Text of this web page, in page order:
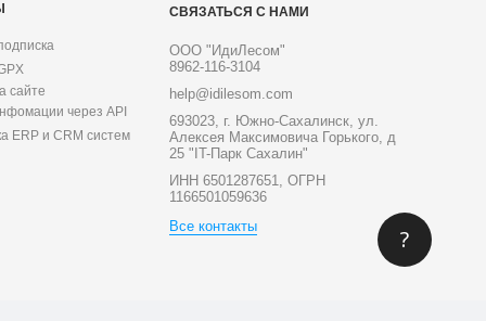
сайте
через API
ERP и CRM систем
СВЯЗАТЬСЯ С НАМИ
ООО "ИдиЛесом"
8962-116-3104
help@idilesom.com
693023, г. Южно-Сахалинск, ул.
Алексея Максимовича Горького, д
25 "IT-Парк Сахалин"
ИНН 6501287651, ОГРН
1166501059636
Все контакты
?